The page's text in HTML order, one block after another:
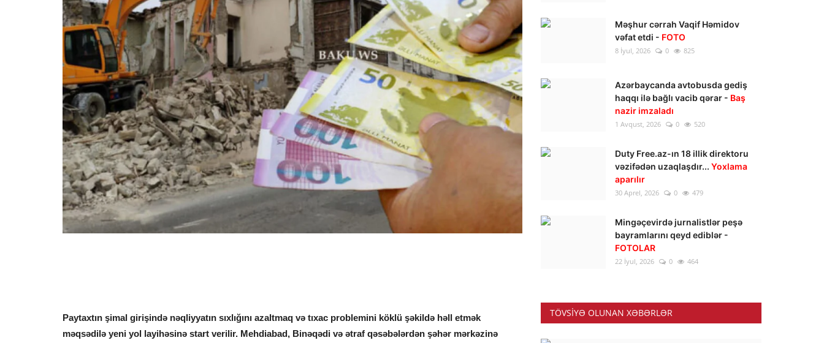
Paytaxtın şimal girişində nəqliyyatın sıxlığını azaltmaq və tıxac problemini köklü şəkildə həll etmək
məqsədilə yeni yol layihəsinə start verilir. Mehdiabad, Binəqədi və ətraf qəsəbələrdən şəhər mərkəzinə
Məşhur cərrah Vaqif Həmidov
vəfat etdi - FOTO
8 İyul, 2026 0 825
Azərbaycanda avtobusda gediş
haqqı ilə bağlı vacib qərar - Baş
nazir imzaladı
1 Avqust, 2026 0 520
Duty Free.az-ın 18 illik direktoru
vəzifədən uzaqlaşdır... Yoxlama
aparılır
30 Aprel, 2026 0 479
Mingəçevirdə jurnalistlər peşə
bayramlarını qeyd ediblər -
FOTOLAR
22 İyul, 2026 0 464
TÖVSIYƏ OLUNAN XƏBƏRLƏR